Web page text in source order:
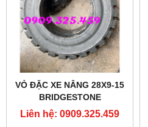
VỎ ĐẶC XE NÂNG 28X9-15
BRIDGESTONE
Liên hệ: 0909.325.459